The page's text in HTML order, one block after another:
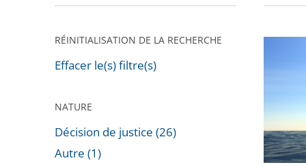
pour
après
RÉINITIALISATION DE LA RECHERCHE
Effacer le(s) filtre(s)
NATURE
Décision de justice (26)
Autre (1)
rejette
un
recours
dirigé